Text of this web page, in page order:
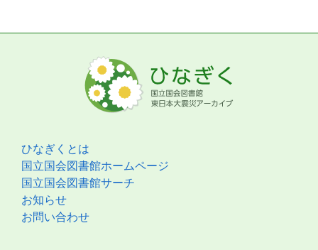
ひなぎくとは
国立国会図書館ホームページ
国立国会図書館サーチ
お知らせ
お問い合わせ